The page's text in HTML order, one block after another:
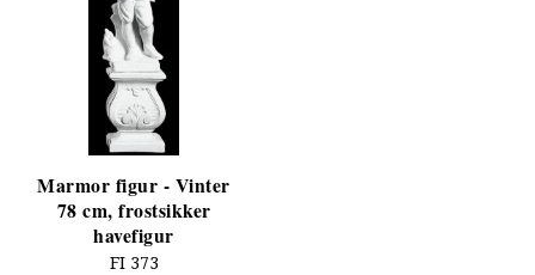
Marmor figur - Vinter
78 cm, frostsikker
havefigur
FI 373